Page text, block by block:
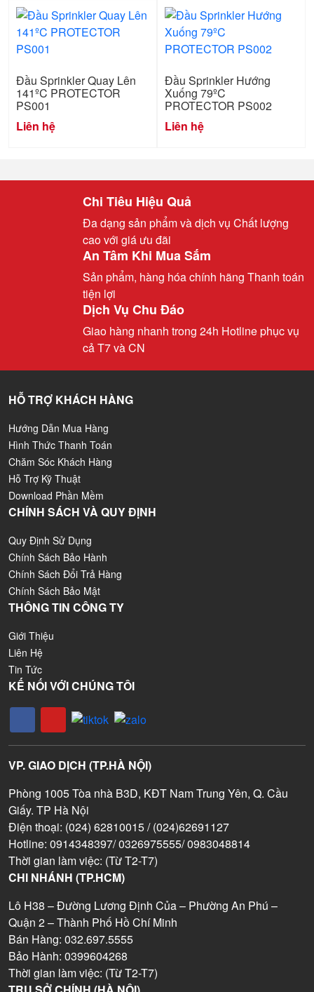
Đầu Sprinkler Quay Lên
141ºC PROTECTOR
PS001
Liên hệ
Đầu Sprinkler Hướng
Xuống 79ºC
PROTECTOR PS002
Liên hệ
Chi Tiêu Hiệu Quả
Đa dạng sản phẩm và dịch vụ Chất lượng
cao với giá ưu đãi
An Tâm Khi Mua Sắm
Sản phẩm, hàng hóa chính hãng Thanh toán
tiện lợi
Dịch Vụ Chu Đáo
Giao hàng nhanh trong 24h Hotline phục vụ
cả T7 và CN
HỖ TRỢ KHÁCH HÀNG
Hướng Dẫn Mua Hàng
Hình Thức Thanh Toán
Chăm Sóc Khách Hàng
Hỗ Trợ Kỹ Thuật
Download Phần Mềm
CHÍNH SÁCH VÀ QUY ĐỊNH
Quy Định Sử Dụng
Chính Sách Bảo Hành
Chính Sách Đổi Trả Hàng
Chính Sách Bảo Mật
THÔNG TIN CÔNG TY
Giới Thiệu
Liên Hệ
Tin Tức
KẾ NỐI VỚI CHÚNG TÔI
VP. GIAO DỊCH (TP.HÀ NỘI)
Phòng 1005 Tòa nhà B3D, KĐT Nam Trung Yên, Q. Cầu
Giấy. TP Hà Nội
Điện thoại: (024) 62810015 / (024)62691127
Hotline: 0914348397/ 0326975555/ 0983048814
Thời gian làm việc: (Từ T2-T7)
CHI NHÁNH (TP.HCM)
Lô H38 – Đường Lương Định Của – Phường An Phú –
Quận 2 – Thành Phố Hồ Chí Minh
Bán Hàng: 032.697.5555
Bảo Hành: 0399604268
Thời gian làm việc: (Từ T2-T7)